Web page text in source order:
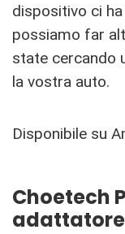
dispositivo ci
possiamo far
state cercando
la vostra auto.
Disponibile su
Choetech
adattatore